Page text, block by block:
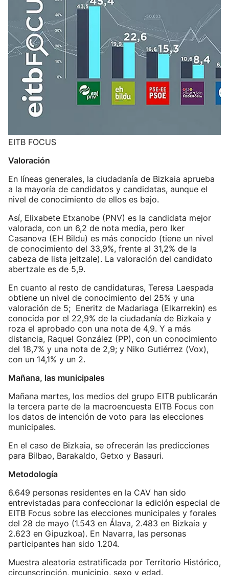
EITB FOCUS
Valoración
En líneas generales, la ciudadanía de Bizkaia aprueba
a la mayoría de candidatos y candidatas, aunque el
nivel de conocimiento de ellos es bajo.
Así, Elixabete Etxanobe (PNV) es la candidata mejor
valorada, con un 6,2 de nota media, pero Iker
Casanova (EH Bildu) es más conocido (tiene un nivel
de conocimiento del 33,9%, frente al 31,2% de la
cabeza de lista jeltzale). La valoración del candidato
abertzale es de 5,9.
En cuanto al resto de candidaturas, Teresa Laespada
obtiene un nivel de conocimiento del 25% y una
valoración de 5; Eneritz de Madariaga (Elkarrekin) es
conocida por el 22,9% de la ciudadanía de Bizkaia y
roza el aprobado con una nota de 4,9. Y a más
distancia, Raquel González (PP), con un conocimiento
del 18,7% y una nota de 2,9; y Niko Gutiérrez (Vox),
con un 14,1% y un 2.
Mañana, las municipales
Mañana martes, los medios del grupo EITB publicarán
la tercera parte de la macroencuesta EITB Focus con
los datos de intención de voto para las elecciones
municipales.
En el caso de Bizkaia, se ofrecerán las predicciones
para Bilbao, Barakaldo, Getxo y Basauri.
Metodología
6.649 personas residentes en la CAV han sido
entrevistadas para confeccionar la edición especial de
EITB Focus sobre las elecciones municipales y forales
del 28 de mayo (1.543 en Álava, 2.483 en Bizkaia y
2.623 en Gipuzkoa). En Navarra, las personas
participantes han sido 1.204.
Muestra aleatoria estratificada por Territorio Histórico,
circunscripción, municipio, sexo y edad.